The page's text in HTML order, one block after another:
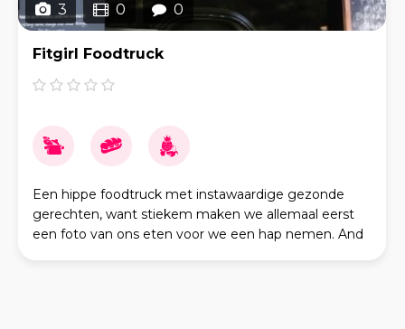
3 0 0
Fitgirl Foodtruck
Een hippe foodtruck met instawaardige gezonde
gerechten, want stiekem maken we allemaal eerst
een foto van ons eten voor we een hap nemen. And